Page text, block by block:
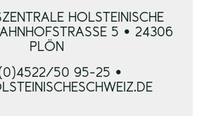
HOLSTEINISCHE
5 • 24306 P
LÖN
50 95-25 •